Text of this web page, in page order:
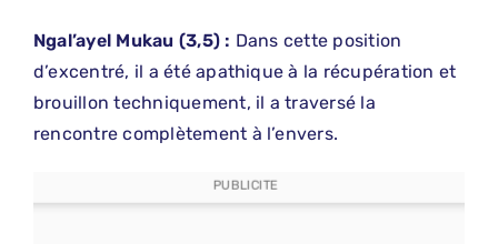
Ngal’ayel Mukau (3,5) : Dans cette position
d’excentré, il a été apathique à la récupération et
brouillon techniquement, il a traversé la
rencontre complètement à l’envers.
PUBLICITE